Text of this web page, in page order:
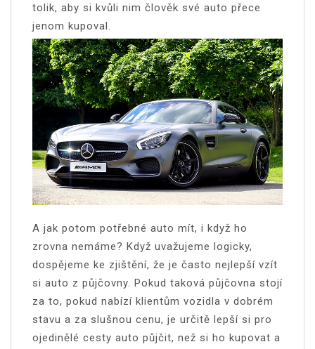
tolik, aby si kvůli nim člověk své auto přece
jenom kupoval.
A jak potom potřebné auto mít, i když ho
zrovna nemáme? Když uvažujeme logicky,
dospějeme ke zjištění, že je často nejlepší vzít
si auto z půjčovny. Pokud taková půjčovna stojí
za to, pokud nabízí klientům vozidla v dobrém
stavu a za slušnou cenu, je určitě lepší si pro
ojedinělé cesty auto půjčit, než si ho kupovat a